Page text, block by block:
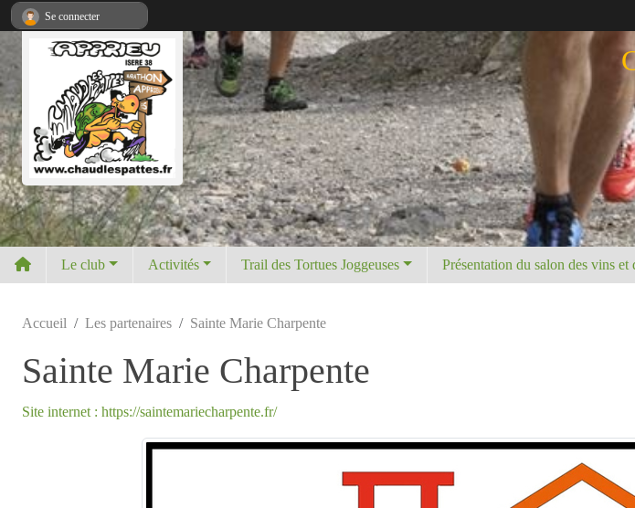
Le club Activités Trail des Tortues Joggeuses Présentation du salon des vins et
Accueil Les partenaires Sainte Marie Charpente
Sainte Marie Charpente
Site internet : https://saintemariecharpente.fr/
Se connecter
Panneau de gestion des cookies